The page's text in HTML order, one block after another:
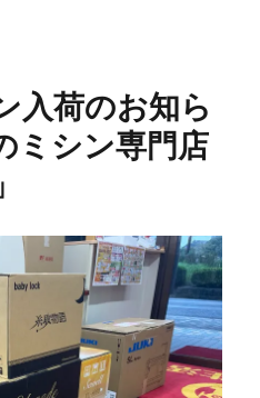
業
の
お
⭐︎
北
九
州
市
の
ミ
入荷のお知ら
ミシン専門店